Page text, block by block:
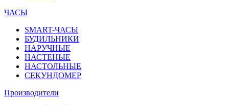
ЧАСЫ
SMART-ЧАСЫ
БУДИЛЬНИКИ
НАРУЧНЫЕ
НАСТЕНЫЕ
НАСТОЛЬНЫЕ
СЕКУНДОМЕР
Производители